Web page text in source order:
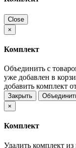
Close
×
Комплект
Объединить с
уже добавлен в
добавить комплект
Закрыть
×
Комплект
Удалить комплект